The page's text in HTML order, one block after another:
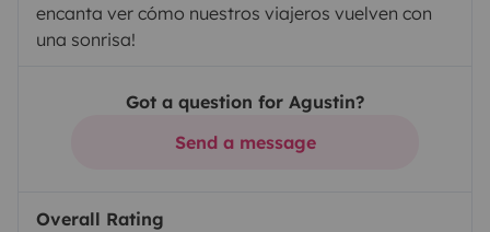
encanta ver cómo nuestros viajeros vuelven con
una sonrisa!
Got a question for Agustin?
Send a message
Overall Rating